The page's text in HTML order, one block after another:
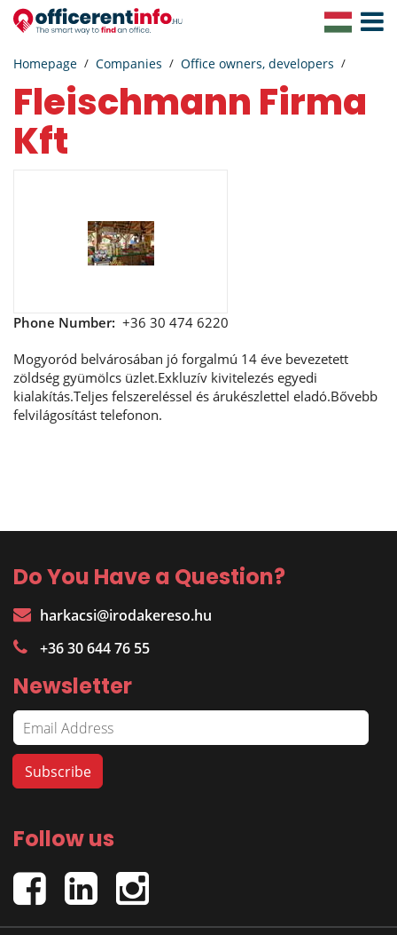
Toggle
Homepage Companies Office owners, developers
Fleischmann Firma
Kft
Phone Number: +36 30 474 6220
Mogyoród belvárosában jó forgalmú 14 éve bevezetett
zöldség gyümölcs üzlet.Exkluzív kivitelezés egyedi
kialakítás.Teljes felszereléssel és árukészlettel eladó.Bővebb
felvilágosítást telefonon.
Do You Have a Question?
harkacsi@irodakereso.hu
+36 30 644 76 55
Newsletter
Follow us